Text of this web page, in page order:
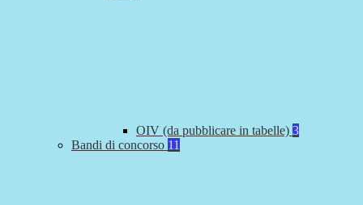
OIV (da pubblicare in tabelle) 3
Bandi di concorso 11